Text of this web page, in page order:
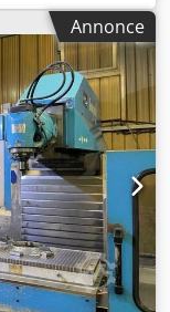
570 mm SK 40
60 – 8 000
Divers porte-
TVA départ site
Annonce